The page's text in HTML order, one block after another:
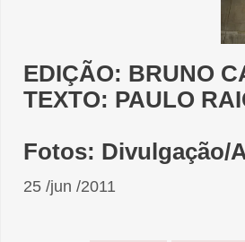
EDIÇÃO: BRUNO
TEXTO: PAULO
Fotos: Divulgação/
25 /jun /2011